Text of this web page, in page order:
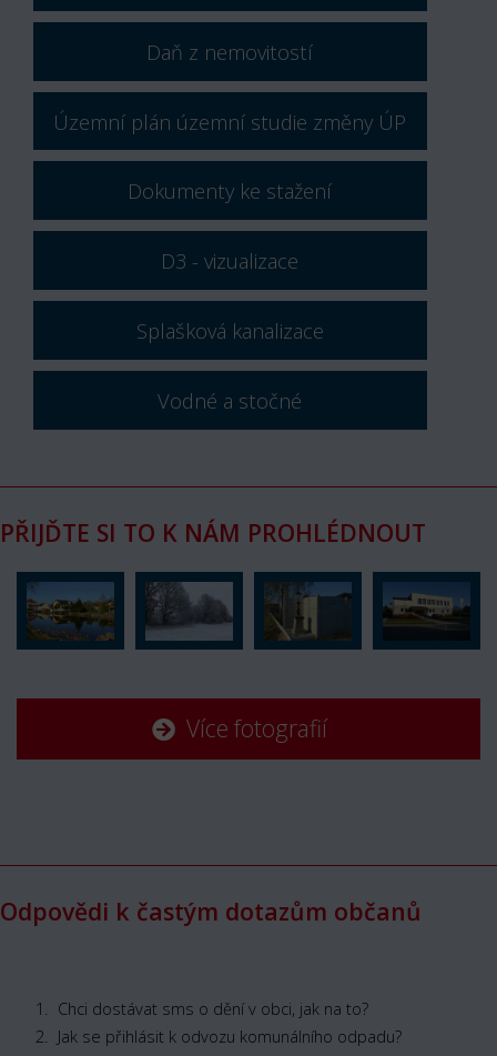
Daň z nemovitostí
Územní plán územní studie změny ÚP
Dokumenty ke stažení
D3 - vizualizace
Splašková kanalizace
Vodné a stočné
PŘIJĎTE SI TO K NÁM PROHLÉDNOUT
Více fotografií
Odpovědi k častým dotazům občanů
Chci dostávat sms o dění v obci, jak na to?
Jak se přihlásit k odvozu komunálního odpadu?